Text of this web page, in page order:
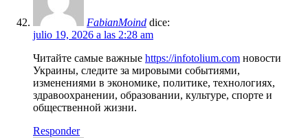
FabianMoind dice:
julio 19, 2026 a las 2:28 am
Читайте самые важные https://infotolium.com новости
Украины, следите за мировыми событиями,
изменениями в экономике, политике, технологиях,
здравоохранении, образовании, культуре, спорте и
общественной жизни.
Responder